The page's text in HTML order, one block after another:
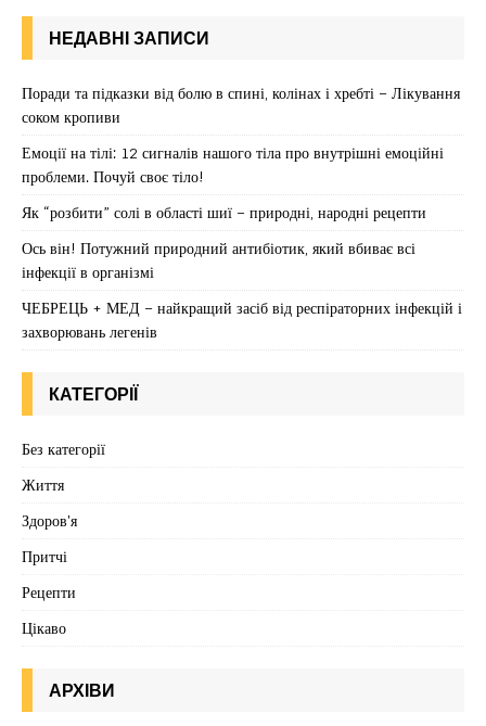
НЕДАВНІ ЗАПИСИ
Поради та підказки від болю в спині, колінах і хребті – Лікування
соком кропиви
Емоції на тілі: 12 сигналів нашого тіла про внутрішні емоційні
проблеми. Почуй своє тіло!
Як “розбити” солі в області шиї – природні, народні рецепти
Ось він! Потужний природний антибіотик, який вбиває всі
інфекції в організмі
ЧЕБРЕЦЬ + МЕД – найкращий засіб від респіраторних інфекцій і
захворювань легенів
КАТЕГОРІЇ
Без категорії
Життя
Здоров'я
Притчі
Рецепти
Цікаво
АРХІВИ